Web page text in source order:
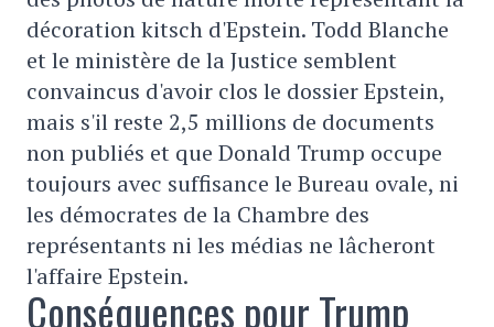
décoration kitsch d'Epstein. Todd Blanche
et le ministère de la Justice semblent
convaincus d'avoir clos le dossier Epstein,
mais s'il reste 2,5 millions de documents
non publiés et que Donald Trump occupe
toujours avec suffisance le Bureau ovale, ni
les démocrates de la Chambre des
représentants ni les médias ne lâcheront
l'affaire Epstein.
Conséquences pour Trump